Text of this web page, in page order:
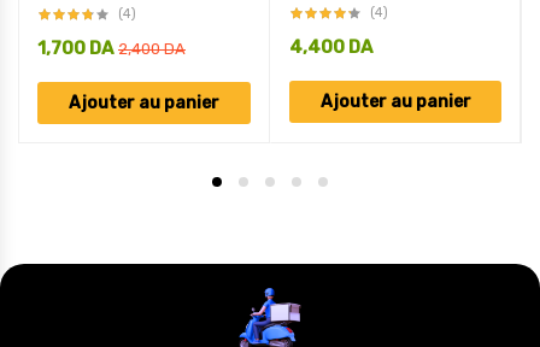
(4)
2,400DA
1,700 DA
Ajouter au panier
(4)
4,400 DA
Ajouter au panier